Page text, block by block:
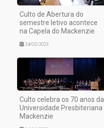
Culto de Abertura do
semestre letivo acontece
na Capela do Mackenzie
24/02/2023
Culto celebra os 70 anos da
Universidade Presbiteriana
Mackenzie